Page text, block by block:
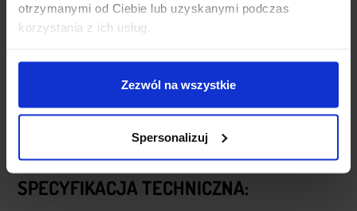
otrzymanymi od Ciebie lub uzyskanymi podczas
korzystania z ich usług.
Zezwól na wszystkie
Spersonalizuj
SPECYFIKACJA TECHNICZNA: